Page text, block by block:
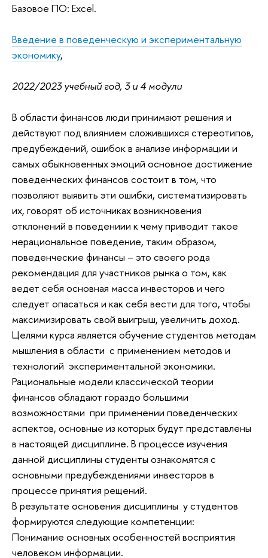
Базовое ПО: Excel.
Введение в поведенческую и экспериментальную
экономику,
2022/2023 учебный год, 3 и 4 модули
В области финансов люди принимают решения и
действуют под влиянием сложившихся стереотипов,
предубеждений, ошибок в анализе информации и
самых обыкновенных эмоций основное достижение
поведенческих финансов состоит в том, что
позволяют выявить эти ошибки, систематизировать
их, говорят об источниках возникновения
отклонений в поведениии к чему приводит такое
нерациональное поведение, таким образом,
поведенческие финансы – это своего рода
рекомендация для участников рынка о том, как
ведет себя основная масса инвесторов и чего
следует опасаться и как себя вести для того, чтобы
максимизировать свой выигрыш, увеличить доход.
Целями курса является обучение студентов методам
мышления в области с применением методов и
технологий экспериментальной экономики.
Рациональные модели классической теории
финансов обладают гораздо большими
возможностями при применении поведенческих
аспектов, основные из которых будут представлены
в настоящей дисциплине. В процессе изучения
данной дисциплины студенты ознакомятся с
основными предубеждениями инвесторов в
процессе принятия рещений.
В результате основения дисциплины у студентов
формируются следующие компетенции:
Понимание основных особенностей восприятия
человеком информации.